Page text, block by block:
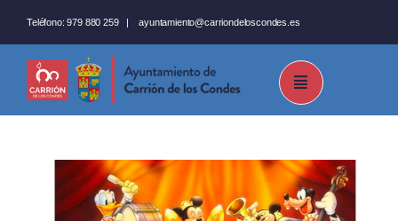
al
contenido
Teléfono: 979 880 259 |ayuntamiento@carriondeloscondes.es